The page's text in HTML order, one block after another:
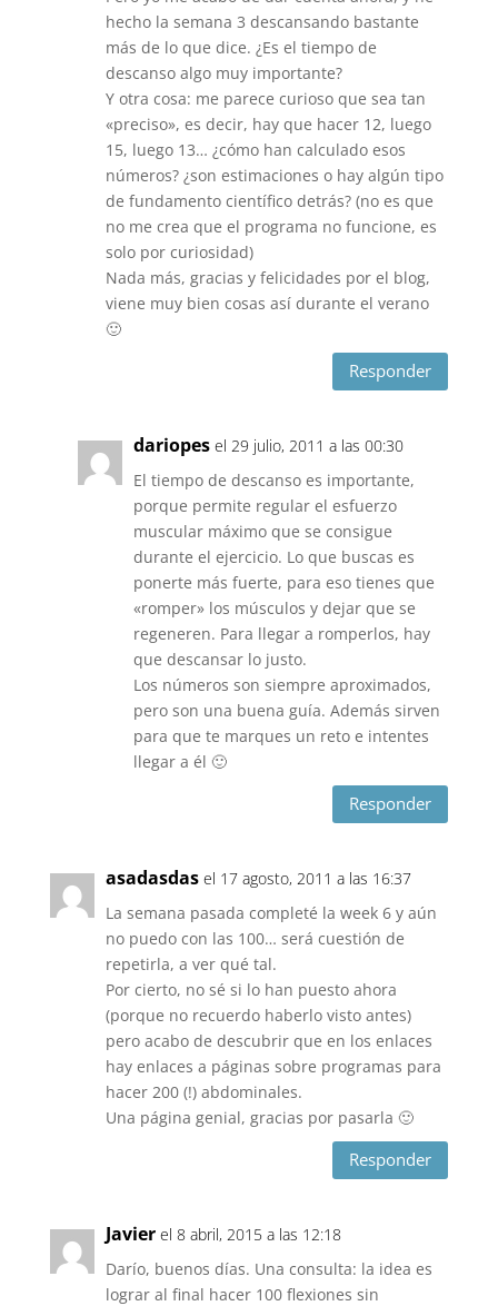
hecho la semana 3 descansando bastante
más de lo que dice. ¿Es el tiempo de
descanso algo muy importante?
Y otra cosa: me parece curioso que sea tan
«preciso», es decir, hay que hacer 12, luego
15, luego 13… ¿cómo han calculado esos
números? ¿son estimaciones o hay algún tipo
de fundamento científico detrás? (no es que
no me crea que el programa no funcione, es
solo por curiosidad)
Nada más, gracias y felicidades por el blog,
viene muy bien cosas así durante el verano
🙂
Responder
dariopes el 29 julio, 2011 a las 00:30
El tiempo de descanso es importante,
porque permite regular el esfuerzo
muscular máximo que se consigue
durante el ejercicio. Lo que buscas es
ponerte más fuerte, para eso tienes que
«romper» los músculos y dejar que se
regeneren. Para llegar a romperlos, hay
que descansar lo justo.
Los números son siempre aproximados,
pero son una buena guía. Además sirven
para que te marques un reto e intentes
llegar a él 🙂
Responder
asadasdas el 17 agosto, 2011 a las 16:37
La semana pasada completé la week 6 y aún
no puedo con las 100… será cuestión de
repetirla, a ver qué tal.
Por cierto, no sé si lo han puesto ahora
(porque no recuerdo haberlo visto antes)
pero acabo de descubrir que en los enlaces
hay enlaces a páginas sobre programas para
hacer 200 (!) abdominales.
Una página genial, gracias por pasarla 🙂
Responder
Javier el 8 abril, 2015 a las 12:18
Darío, buenos días. Una consulta: la idea es
lograr al final hacer 100 flexiones sin